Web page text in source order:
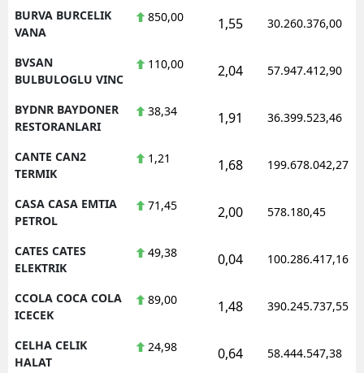
BURVA BURCELIK
VANA
850,00 1,55 30.260.376,00
BVSAN
BULBULOGLU VINC
110,00 2,04 57.947.412,90
BYDNR BAYDONER
RESTORANLARI
38,34 1,91 36.399.523,46
CANTE CAN2
TERMIK
1,21 1,68 199.678.042,27
CASA CASA EMTIA
PETROL
71,45 2,00 578.180,45
CATES CATES
ELEKTRIK
49,38 0,04 100.286.417,16
CCOLA COCA COLA
ICECEK
89,00 1,48 390.245.737,55
CELHA CELIK
HALAT
24,98 0,64 58.444.547,38